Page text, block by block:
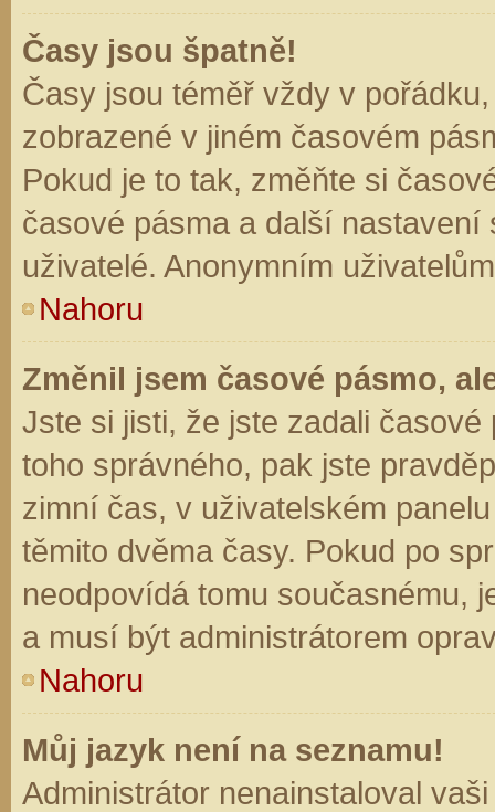
Časy jsou špatně!
Časy jsou téměř vždy v
zobrazené v jiném časovém
Pokud je to tak, změňte si
časové pásma a další
uživatelé. Anonymním
Nahoru
Změnil jsem časové pásmo,
Jste si jisti, že jste zadali
toho správného, pak jste
zimní čas, v uživatelském
těmito dvěma časy. Pokud po
neodpovídá tomu současnému,
a musí být administrátorem
Nahoru
Můj jazyk není na seznamu!
Administrátor nenainstaloval